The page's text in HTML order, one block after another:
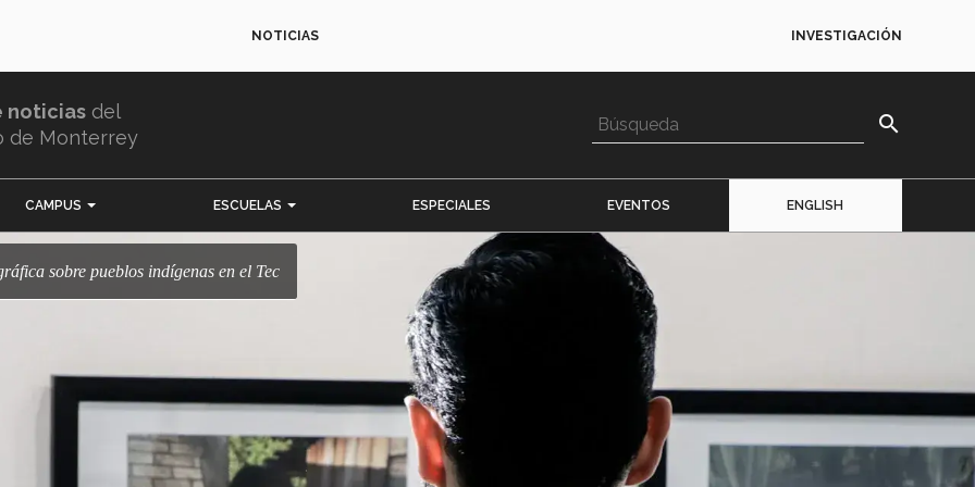
NOTICIAS INVESTIGACIÓN
noticias del
de Monterrey
search
CAMPUS ESCUELAS ESPECIALES EVENTOS ENGLISH
sobre pueblos indígenas en el Tec